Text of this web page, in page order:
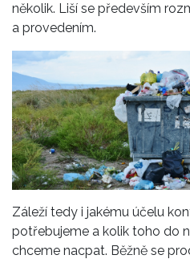
několik. Liší se především
a provedením.
Záleží tedy i jakému účelu
potřebujeme a kolik toho do
chceme nacpat. Běžně se